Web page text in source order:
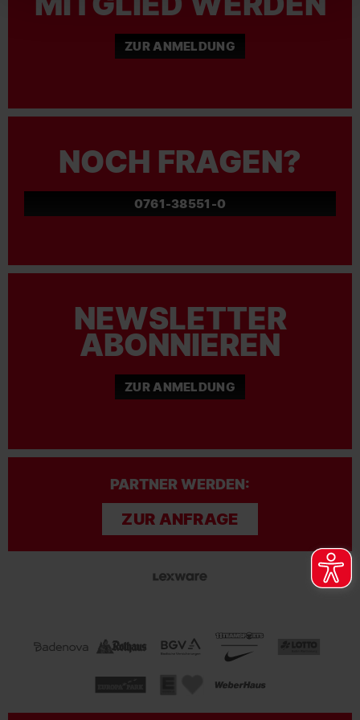
ZUR ANMELDUNG
NOCH FRAGEN?
0761-38551-0
NEWSLETTER
ABONNIEREN
ZUR ANMELDUNG
PARTNER WERDEN:
ZUR ANFRAGE